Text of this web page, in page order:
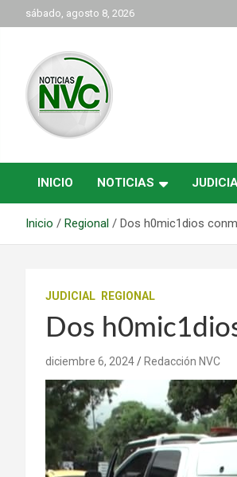
al
sábado, agosto 8, 2026
NVC Noticias
INICIO NOTICIAS
Inicio Regional Dos h0mic1dios
JUDICIAL REGIONAL
Dos
diciembre 6, 2024 Redacción NVC